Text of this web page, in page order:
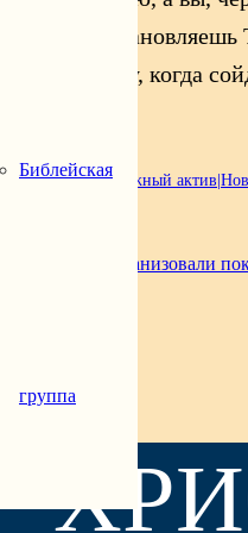
Библейская
группа
силу, когда
,Молодежный
школьников организовали